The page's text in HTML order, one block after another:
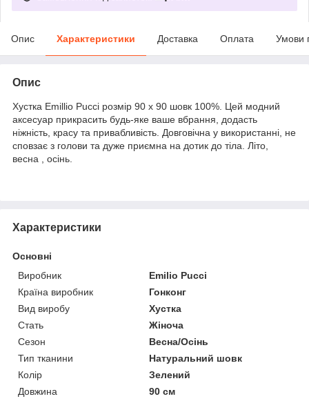
Опис Характеристики Доставка Оплата Умови
Опис
Хустка Emillio Pucci розмір 90 х 90 шовк 100%. Цей модний
аксесуар прикрасить будь-яке ваше вбрання, додасть
ніжність, красу та привабливість. Довговічна у використанні, не
сповзає з голови та дуже приємна на дотик до тіла. Літо,
весна , осінь.
Характеристики
Основні
Виробник
Emilio Pucci
Країна виробник
Гонконг
Вид виробу
Хустка
Стать
Жіноча
Сезон
Весна/Осінь
Тип тканини
Натуральний шовк
Колір
Зелений
Довжина
90 см